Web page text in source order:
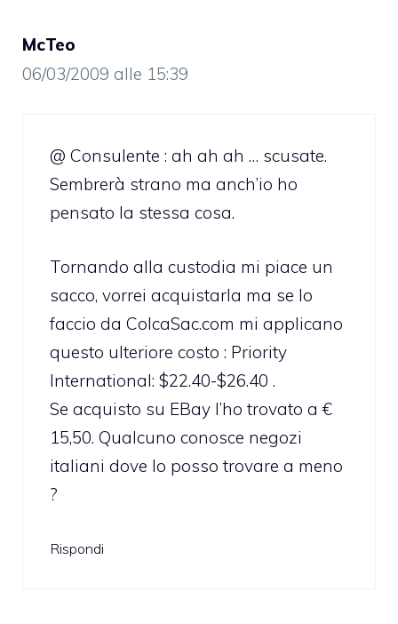
McTeo
06/03/2009 alle 15:39
@ Consulente : ah ah ah … scusate.
Sembrerà strano ma anch’io ho
pensato la stessa cosa.
Tornando alla custodia mi piace un
sacco, vorrei acquistarla ma se lo
faccio da ColcaSac.com mi applicano
questo ulteriore costo : Priority
International: $22.40-$26.40 .
Se acquisto su EBay l’ho trovato a €
15,50. Qualcuno conosce negozi
italiani dove lo posso trovare a meno
?
Rispondi